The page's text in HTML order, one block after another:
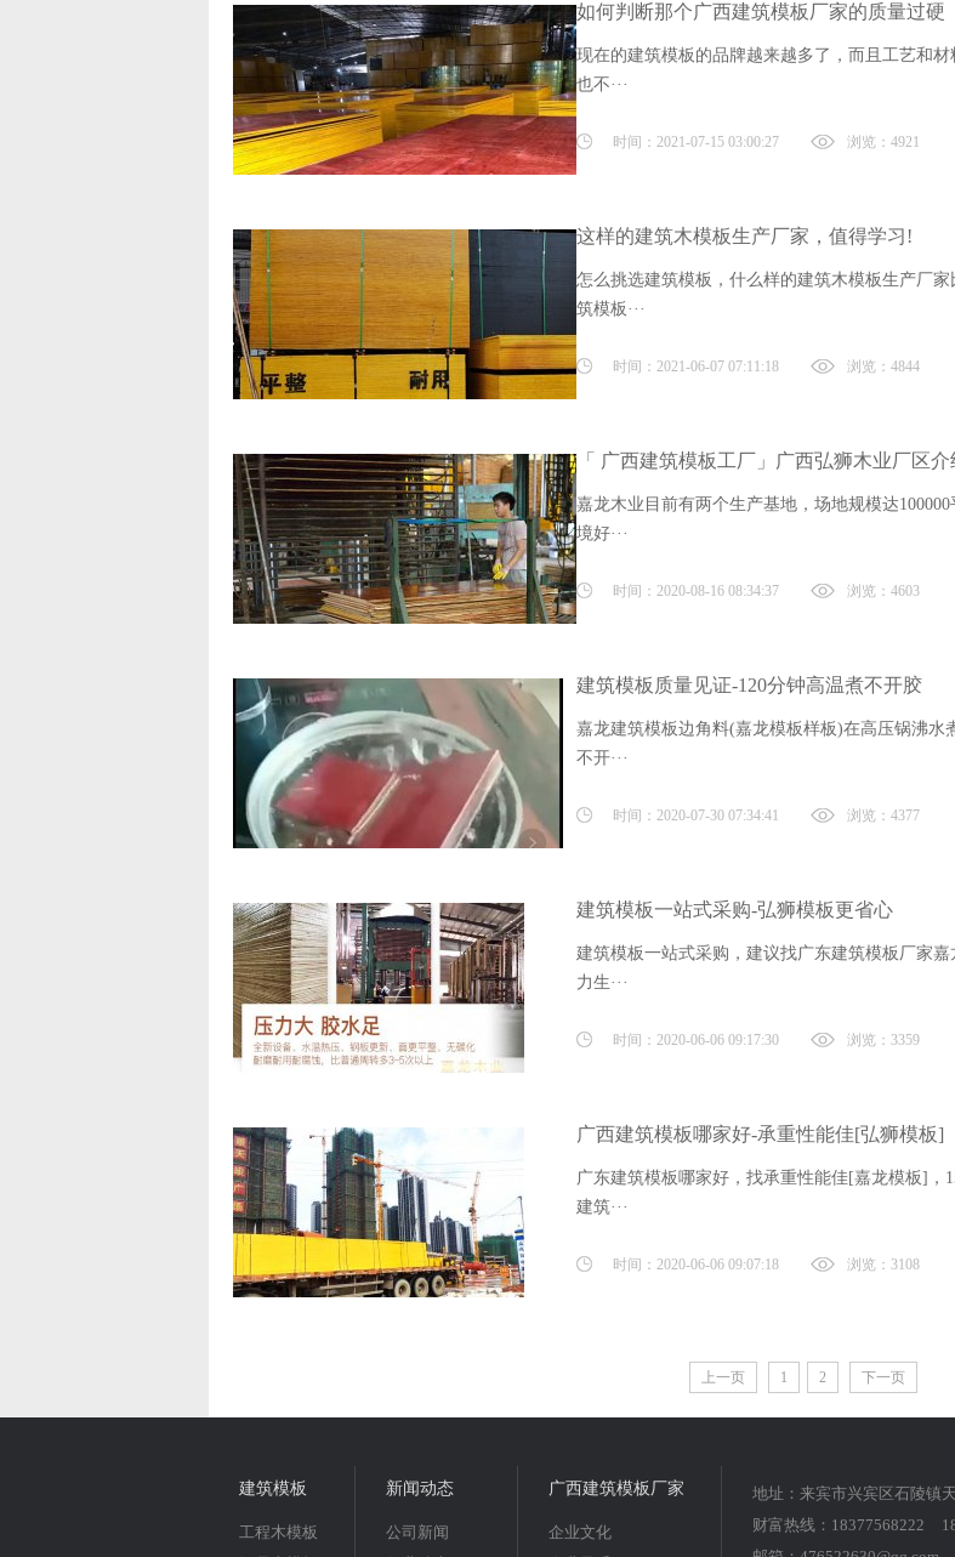
如何判断那个广西建筑模板厂家的质量过硬
现在的建筑模板的品牌越来越多了，而且工艺和
也不···
时间：2021-07-15 03:00:27 浏览：4921
这样的建筑木模板生产厂家，值得学习!
怎么挑选建筑模板，什么样的建筑木模板生产厂
筑模板···
时间：2021-06-07 07:11:18 浏览：4844
「 广西建筑模板工厂」广西弘狮木业厂区介
嘉龙木业目前有两个生产基地，场地规模达
境好···
时间：2020-08-16 08:34:37 浏览：4603
建筑模板质量见证-120分钟高温煮不开胶
嘉龙建筑模板边角料(嘉龙模板样板)在高压锅沸水
不开···
时间：2020-07-30 07:34:41 浏览：4377
建筑模板一站式采购-弘狮模板更省心
建筑模板一站式采购，建议找广东建筑模板厂家
力生···
时间：2020-06-06 09:17:30 浏览：3359
广西建筑模板哪家好-承重性能佳[弘狮模板]
广东建筑模板哪家好，找承重性能佳[嘉龙模板]，
建筑···
时间：2020-06-06 09:07:18 浏览：3108
上一页 1 2 下一页
建筑模板
工程木模板
新闻动态
公司新闻
广西建筑模板厂家
企业文化
地址：来宾市兴宾区石陵镇
财富热线：18377568222